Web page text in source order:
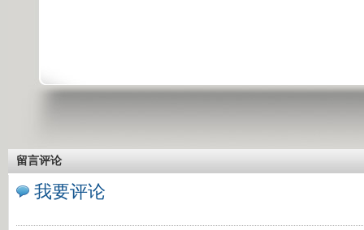
留言评论
我要评论